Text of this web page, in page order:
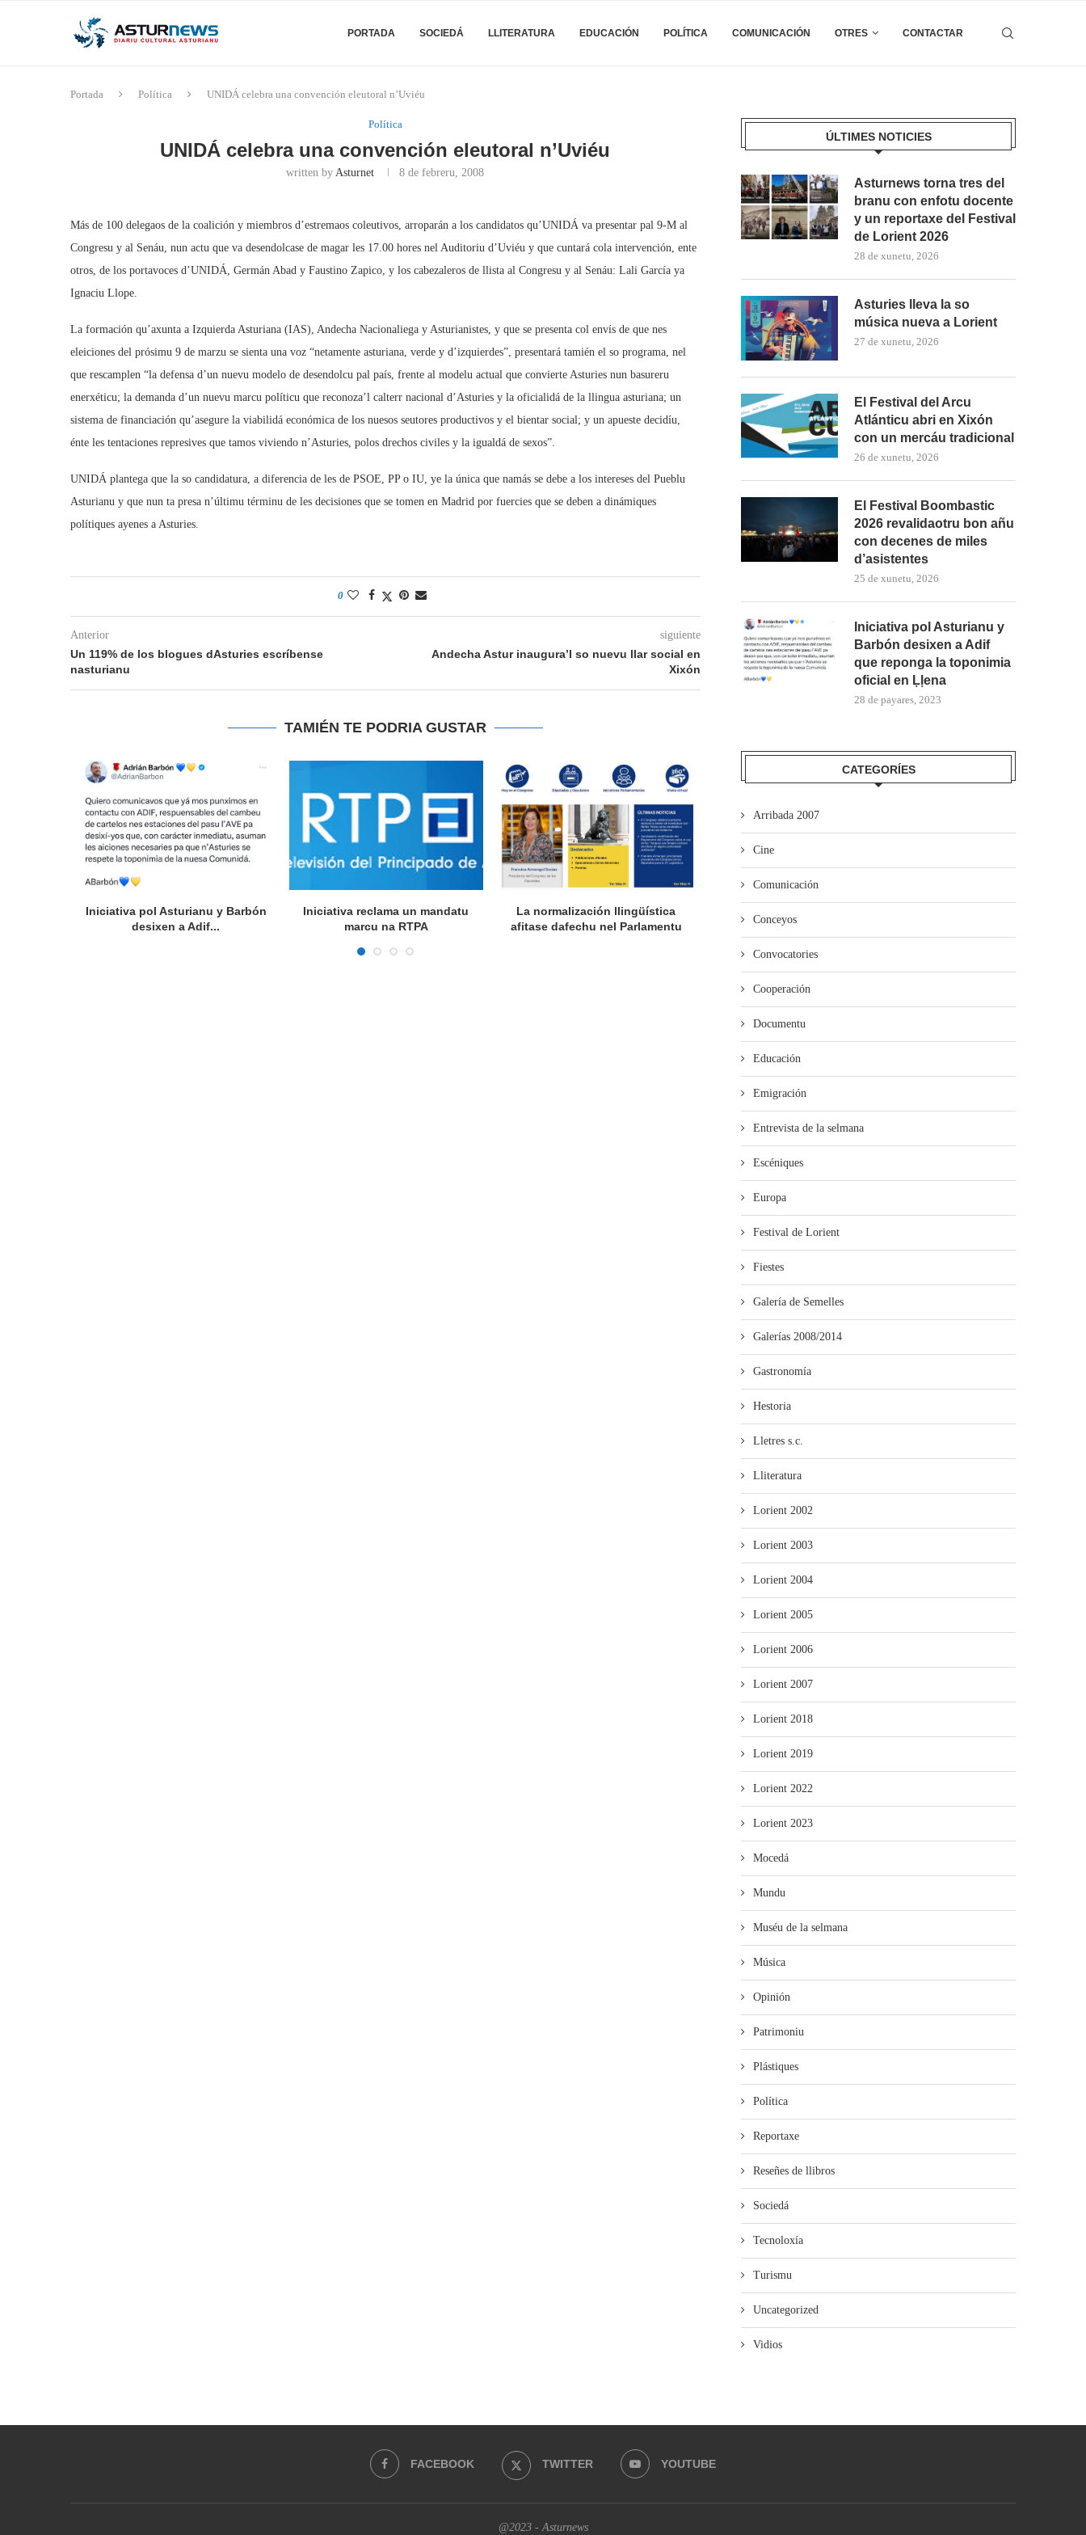
PORTADA SOCIEDÁ LLITERATURA EDUCACIÓN POLÍTICA COMUNICACIÓN OTRES CONTACTAR
Portada Política UNIDÁ celebra una convención eleutoral n’Uviéu
Política
UNIDÁ celebra una convención eleutoral n’Uviéu
written byAsturnet 8 de febreru, 2008
Más de 100 delegaos de la coalición y miembros d’estremaos coleutivos, arroparán a los candidatos qu’UNIDÁ va presentar pal 9-M al
Congresu y al Senáu, nun actu que va desendolcase de magar les 17.00 hores nel Auditoriu d’Uviéu y que cuntará cola intervención, ente
otros, de los portavoces d’UNIDÁ, Germán Abad y Faustino Zapico, y los cabezaleros de llista al Congresu y al Senáu: Lali García ya
Ignaciu Llope.
La formación qu’axunta a Izquierda Asturiana (IAS), Andecha Nacionaliega y Asturianistes, y que se presenta col envís de que nes
eleiciones del prósimu 9 de marzu se sienta una voz “netamente asturiana, verde y d’izquierdes”, presentará tamién el so programa, nel
que rescamplen “la defensa d’un nuevu modelo de desendolcu pal país, frente al modelu actual que convierte Asturies nun basureru
enerxéticu; la demanda d’un nuevu marcu políticu que reconoza’l calterr nacional d’Asturies y la oficialidá de la llingua asturiana; un
sistema de financiación qu’asegure la viabilidá económica de los nuesos seutores productivos y el bientar social; y un apueste decidíu,
énte les tentaciones represives que tamos viviendo n’Asturies, polos drechos civiles y la igualdá de sexos”.
UNIDÁ plantega que la so candidatura, a diferencia de les de PSOE, PP o IU, ye la única que namás se debe a los intereses del Pueblu
Asturianu y que nun ta presa n’últimu términu de les decisiones que se tomen en Madrid por fuercies que se deben a dinámiques
polítiques ayenes a Asturies.
0
Anterior
Un 119% de los blogues dAsturies escríbense
nasturianu
siguiente
Andecha Astur inaugura’l so nuevu llar social en
Xixón
TAMIÉN TE PODRIA GUSTAR
Iniciativa pol Asturianu y Barbón
desixen a Adif...
Iniciativa reclama un mandatu
marcu na RTPA
La normalización llingüística
afitase dafechu nel Parlamentu
un actu n’Uviéu
Muyeres y...
ÚLTIMES NOTICIES
Asturnews torna tres del
branu con enfotu docente
y un reportaxe del Festival
de Lorient 2026
28 de xunetu, 2026
Asturies lleva la so
música nueva a Lorient
27 de xunetu, 2026
El Festival del Arcu
Atlánticu abri en Xixón
con un mercáu tradicional
26 de xunetu, 2026
El Festival Boombastic
2026 revalidaotru bon añu
con decenes de miles
d’asistentes
25 de xunetu, 2026
Iniciativa pol Asturianu y
Barbón desixen a Adif
que reponga la toponimia
oficial en Ḷḷena
28 de payares, 2023
CATEGORÍES
Arribada 2007
Cine
Comunicación
Conceyos
Convocatories
Cooperación
Documentu
Educación
Emigración
Entrevista de la selmana
Escéniques
Europa
Festival de Lorient
Fiestes
Galería de Semelles
Galerías 2008/2014
Gastronomía
Hestoria
Lletres s.c.
Lliteratura
Lorient 2002
Lorient 2003
Lorient 2004
Lorient 2005
Lorient 2006
Lorient 2007
Lorient 2018
Lorient 2019
Lorient 2022
Lorient 2023
Mocedá
Mundu
Muséu de la selmana
Música
Opinión
Patrimoniu
Plástiques
Política
Reportaxe
Reseñes de llibros
Sociedá
Tecnoloxía
Turismu
Uncategorized
Vidios
FACEBOOK TWITTER YOUTUBE
@2023 - Asturnews